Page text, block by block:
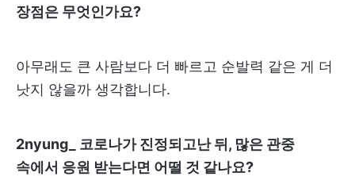
장점은 무엇인가요?
아무래도 큰 사람보다 더 빠르고 순발력 같은 게 더
낫지 않을까 생각합니다.
2nyung_ 코로나가 진정되고난 뒤, 많은 관중
속에서 응원 받는다면 어떨 것 같나요?